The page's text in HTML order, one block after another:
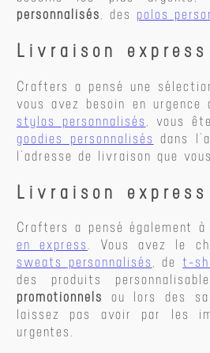
personnalisés, des polos
Livraison
Crafters a pensé une
vous avez besoin en
stylos personnalisés, vous
goodies personnalisés dans
l’adresse de livraison que
Livraison
Crafters a pensé également à
en express. Vous avez le
sweats personnalisés, det-
des produits
promotionnels ou lors des
laissez pas avoir par les
urgentes.